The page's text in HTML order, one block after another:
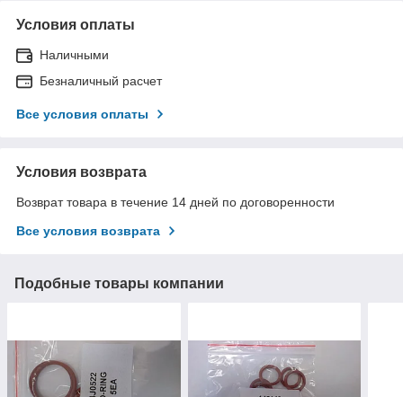
Условия оплаты
Наличными
Безналичный расчет
Все условия оплаты
Условия возврата
Возврат товара в течение 14 дней по договоренности
Все условия возврата
Подобные товары компании